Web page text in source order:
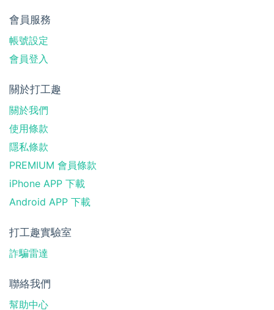
會員服務
帳號設定
會員登入
關於打工趣
關於我們
使用條款
隱私條款
PREMIUM 會員條款
iPhone APP 下載
Android APP 下載
打工趣實驗室
詐騙雷達
聯絡我們
幫助中心